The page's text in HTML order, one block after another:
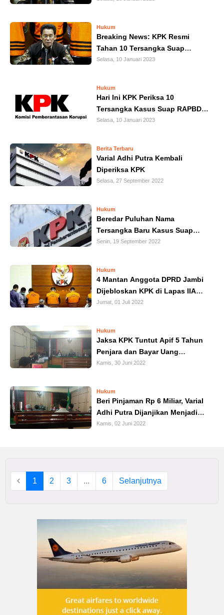
KHAZANAH
LEISUR
TEKNOLOGI
OLAHRAGA
GALLERY
IN
OPINI
INFOGRAFIS
ADVERTORIAL
INDEKS
BERITA
Hukum
Breaking News: KPK Resmi
Tahan 10 Tersangka Suap
RAPBD Jambi 2017-2018
Selasa, 10 Januari 2023
Hukum
Hari Ini KPK Periksa 10
Tersangka Kasus Suap RAPBD
Provinsi Jambi
Selasa, 10 Januari 2023
Berita Terbaru
Varial Adhi Putra Kembali
Diperiksa KPK
Selasa, 27 September 2022
Hukum
Beredar Puluhan Nama
Tersangka Baru Kasus Suap
Pengesahan RAPBD Provinsi
Senin, 19 September 2022
Hukum
4 Mantan Anggota DPRD Jambi
Dijebloskan KPK di Lapas IIA
Jambi
Jumat, 01 Juli 2022
Hukum
Jaksa KPK Tuntut Apif 5 Tahun
Penjara dan Bayar Uang
Pengganti Rp 4,3 Miliar
Kamis, 30 Juni 2022
Hukum
Beri Pinjaman Rp 6 Miliar, Varial
Adhi Putra Dijanjikan Menjadi
Kadis PUPR Provinsi Jambi
Kamis, 02 Juni 2022
1 2 3 ... 6 Selanjutnya